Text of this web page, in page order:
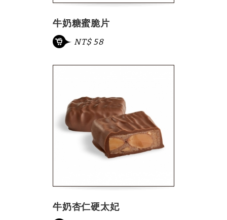
牛奶糖蜜脆片
NT$ 58
牛奶杏仁硬太妃